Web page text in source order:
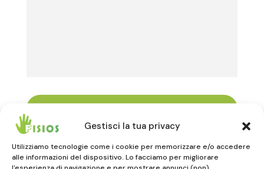
Gestisci la tua privacy
Utilizziamo tecnologie come i cookie per memorizzare e/o accedere
alle informazioni del dispositivo. Lo facciamo per migliorare
PRENOTA CHIAMATA
 Poliambulatorio di Celle Ligure